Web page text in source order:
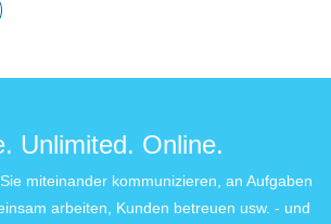
Unlimited. Online.
miteinander kommunizieren, an Aufgaben
arbeiten, Kunden betreuen usw. - und